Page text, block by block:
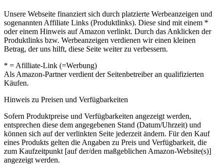
Unsere Webseite finanziert sich durch platzierte Werbeanzeigen und
sogenannten Affiliate Links (Produktlinks). Diese sind mit einem *
oder einem Hinweis auf Amazon verlinkt. Durch das Anklicken der
Produktlinks bzw. Werbeanzeigen verdienen wir einen kleinen
Betrag, der uns hilft, diese Seite weiter zu verbessern.
* = Afilliate-Link (=Werbung)
Als Amazon-Partner verdient der Seitenbetreiber an qualifizierten
Käufen.
Hinweis zu Preisen und Verfügbarkeiten
Sofern Produktpreise und Verfügbarkeiten angezeigt werden,
entsprechen diese dem angegebenen Stand (Datum/Uhrzeit) und
können sich auf der verlinkten Seite jederzeit ändern. Für den Kauf
eines Produkts gelten die Angaben zu Preis und Verfügbarkeit, die
zum Kaufzeitpunkt [auf der/den maßgeblichen Amazon-Website(s)]
angezeigt werden.